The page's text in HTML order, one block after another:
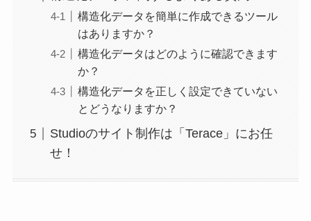
構造化データを簡単に作成できるツール
はありますか？
構造化データはどのように確認できます
か？
構造化データを正しく設定できていない
とどうなりますか？
Studioのサイト制作は「Terace」にお任
せ！